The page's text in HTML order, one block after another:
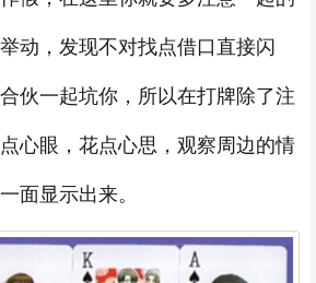
动，发现不对找点借口直接闪
伙一起坑你，所以在打牌除了注
心眼，花点心思，观察周边的情
面显示出来。